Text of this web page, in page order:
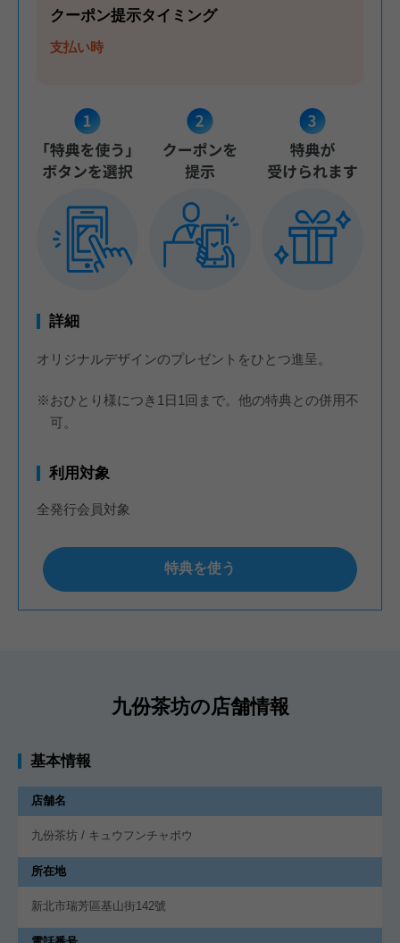
クーポン提示タイミング
支払い時
詳細
オリジナルデザインのプレゼントをひとつ進呈。
※おひとり様につき1日1回まで。他の特典との併用不
可。
利用対象
全発行会員対象
特典を使う
九份茶坊の店舗情報
基本情報
店舗名
九份茶坊 / キュウフンチャボウ
所在地
新北市瑞芳區基山街142號